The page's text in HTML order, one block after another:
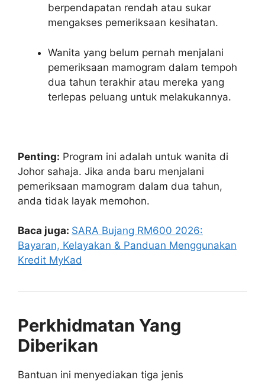
berpendapatan rendah atau sukar
mengakses pemeriksaan kesihatan.
Wanita yang belum pernah menjalani
pemeriksaan mamogram dalam tempoh
dua tahun terakhir atau mereka yang
terlepas peluang untuk melakukannya.
Penting: Program ini adalah untuk wanita di
Johor sahaja. Jika anda baru menjalani
pemeriksaan mamogram dalam dua tahun,
anda tidak layak memohon.
Baca juga: SARA Bujang RM600 2026:
Bayaran, Kelayakan & Panduan Menggunakan
Kredit MyKad
Perkhidmatan Yang
Diberikan
Bantuan ini menyediakan tiga jenis